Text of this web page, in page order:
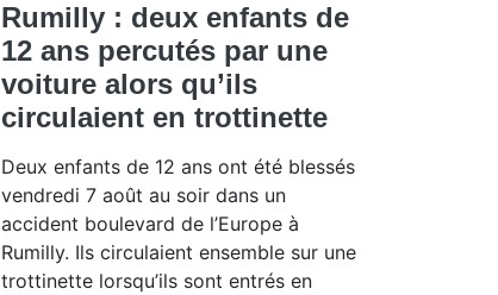
Rumilly : deux enfants de
12 ans percutés par une
voiture alors qu’ils
circulaient en trottinette
Deux enfants de 12 ans ont été blessés
vendredi 7 août au soir dans un
accident boulevard de l’Europe à
Rumilly. Ils circulaient ensemble sur une
trottinette lorsqu’ils sont entrés en